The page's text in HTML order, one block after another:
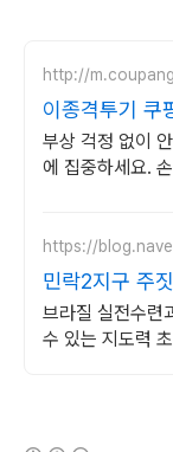
http://
이종격투기 쿠
적하게
부상 걱정 없이
에 집중하세요.
https://
민락2지구 주
브라질 실전수련
수 있는 지도력